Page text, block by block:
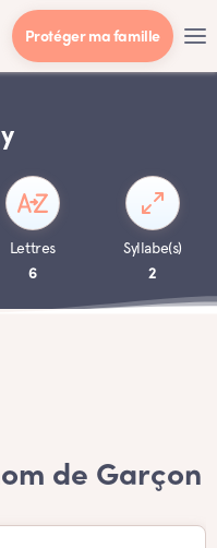
Protéger ma famille
Lettres
6
Syllabe(s)
2
de Garçon